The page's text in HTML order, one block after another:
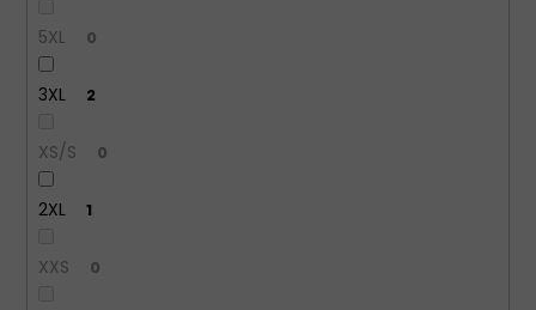
5XL 0
3XL 2
XS/S 0
2XL 1
XXS 0